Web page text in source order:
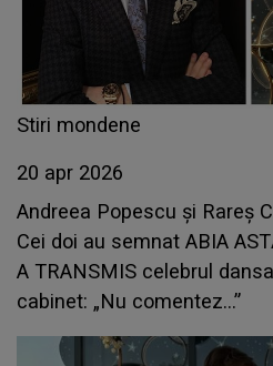
Stiri mondene
20 apr 2026
Andreea Popescu și Rareș
Cei doi au semnat ABIA
A TRANSMIS celebrul
cabinet: „Nu comentez...”